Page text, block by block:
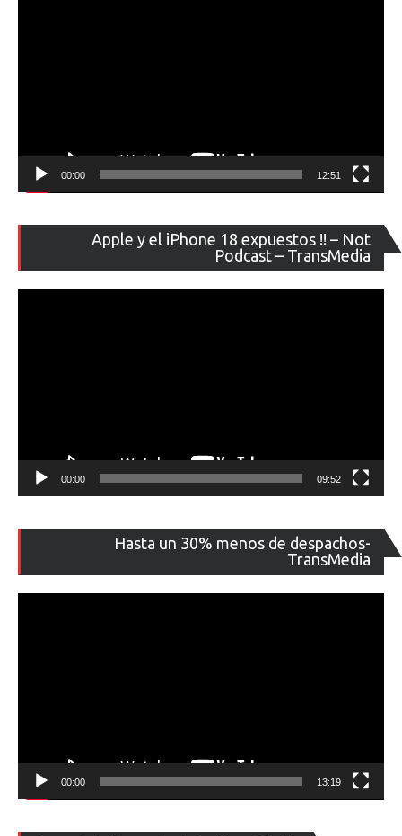
00:00 12:51
Apple y el iPhone 18 expuestos !! – Not
Podcast – TransMedia
de
00:00 09:52
Hasta un 30% menos de despachos-
TransMedia
de
00:00 13:19